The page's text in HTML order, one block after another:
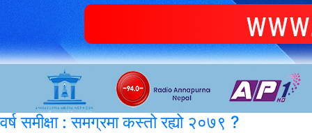
वर्ष समीक्षा : समग्रमा कस्तो रह्यो २०७९ ?